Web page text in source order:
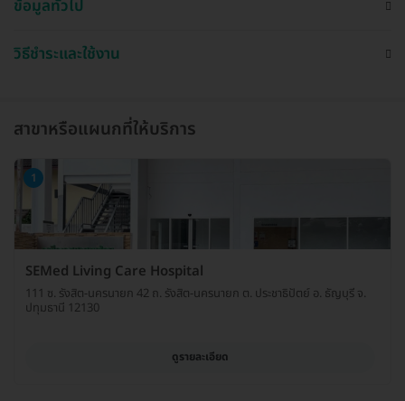
ข้อมูลทั่วไป
วิธีชำระและใช้งาน
สาขาหรือแผนกที่ให้บริการ
1
SEMed Living Care Hospital
111 ซ. รังสิต-นครนายก 42 ถ. รังสิต-นครนายก ต. ประชาธิปัตย์ อ. ธัญบุรี จ.
ปทุมธานี 12130
ดูรายละเอียด